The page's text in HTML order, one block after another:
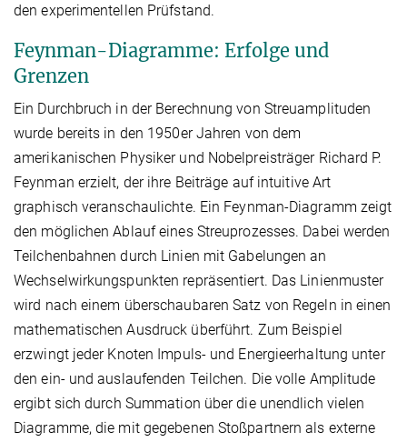
den experimentellen Prüfstand.
Feynman-Diagramme: Erfolge und
Grenzen
Ein Durchbruch in der Berechnung von Streuamplituden
wurde bereits in den 1950er Jahren von dem
amerikanischen Physiker und Nobelpreisträger Richard P.
Feynman erzielt, der ihre Beiträge auf intuitive Art
graphisch veranschaulichte. Ein Feynman-Diagramm zeigt
den möglichen Ablauf eines Streuprozesses. Dabei werden
Teilchenbahnen durch Linien mit Gabelungen an
Wechselwirkungspunkten repräsentiert. Das Linienmuster
wird nach einem überschaubaren Satz von Regeln in einen
mathematischen Ausdruck überführt. Zum Beispiel
erzwingt jeder Knoten Impuls- und Energieerhaltung unter
den ein- und auslaufenden Teilchen. Die volle Amplitude
ergibt sich durch Summation über die unendlich vielen
Diagramme, die mit gegebenen Stoßpartnern als externe